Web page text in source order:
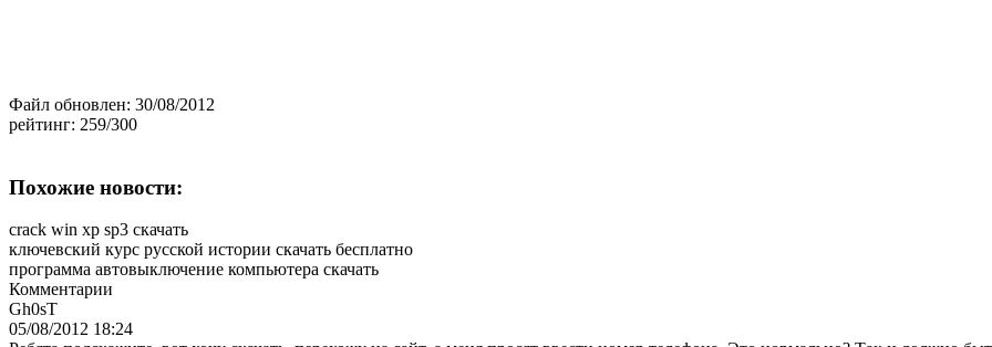
Файл обновлен: 30/08/2012
рейтинг: 259/300
Похожие новости:
crack win xp sp3 скачать
ключевский курс русской истории скачать бесплатно
программа автовыключение компьютера скачать
Комментарии
Gh0sT
05/08/2012 18:24